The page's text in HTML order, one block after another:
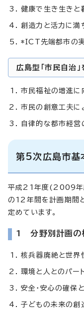
健康で生き生きと
創造力と活力に満
*ICT先端都市の
広島型「市民自治
市民福祉の増進に
市民の創意工夫に
自律的な都市経営
第5次広島市基
平成21年度(2009
の12年間を計画期間
定めています。
1 分野別計画の
核兵器廃絶と世界
環境と人とのパー
安全・安心の確保
子どもの未来の創